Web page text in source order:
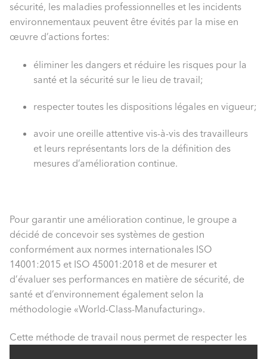
sécurité, les maladies professionnelles et les incidents
environnementaux peuvent être évités par la mise en
œuvre d’actions fortes:
éliminer les dangers et réduire les risques pour la
santé et la sécurité sur le lieu de travail;
respecter toutes les dispositions légales en vigueur;
avoir une oreille attentive vis-à-vis des travailleurs
et leurs représentants lors de la définition des
mesures d’amélioration continue.
Pour garantir une amélioration continue, le groupe a
décidé de concevoir ses systèmes de gestion
conformément aux normes internationales ISO
14001:2015 et ISO 45001:2018 et de mesurer et
d’évaluer ses performances en matière de sécurité, de
santé et d’environnement également selon la
méthodologie «World-Class-Manufacturing».
Cette méthode de travail nous permet de respecter les